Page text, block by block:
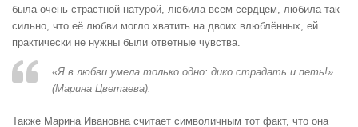
была очень страстной натурой, любила всем сердцем, любила так
сильно, что её любви могло хватить на двоих влюблённых, ей
практически не нужны были ответные чувства.
«Я в любви умела только одно: дико страдать и петь!»
(Марина Цветаева).
Также Марина Ивановна считает символичным тот факт, что она